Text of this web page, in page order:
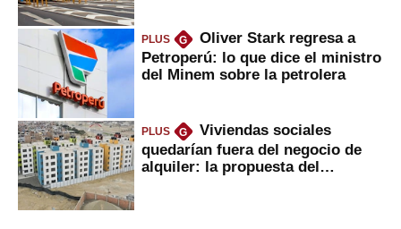
PLUS G
Oliver Stark regresa a
Petroperú: lo que dice el ministro
del Minem sobre la petrolera
PLUS G
Viviendas sociales
quedarían fuera del negocio de
alquiler: la propuesta del